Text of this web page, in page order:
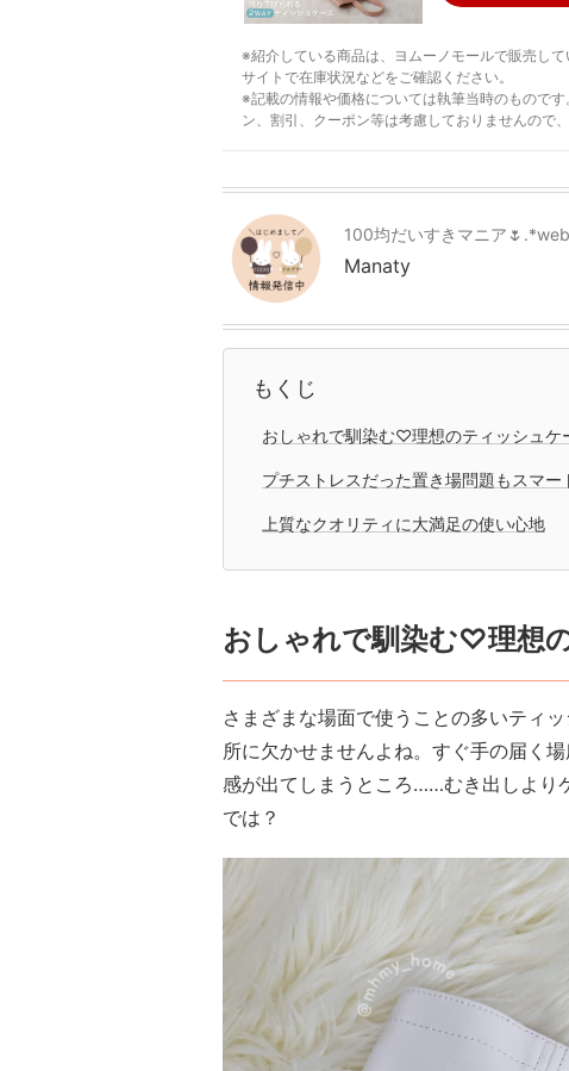
※紹介している商品は、ヨムーノモールで販売し
サイトで在庫状況などをご確認ください。
※記載の情報や価格については執筆当時のもので
ン、割引、クーポン等は考慮しておりませんので
100均だいすきマニア
Manaty
もくじ
おしゃれで馴染む♡理想のティッシュケ
プチストレスだった置き場問題もスマー
上質なクオリティに大満足の使い心地
おしゃれで馴染む♡理想
さまざまな場面で使うことの多いティ
所に欠かせませんよね。すぐ手の届く
感が出てしまうところ……むき出しより
では？